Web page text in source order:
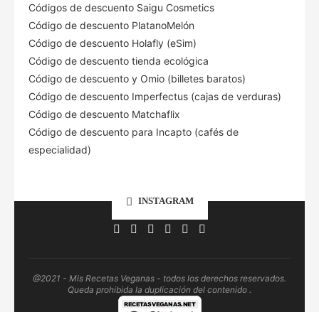
Códigos de descuento Saigu Cosmetics
Código de descuento PlatanoMelón
Código de descuento Holafly (eSim)
Código de descuento tienda ecológica
Código de descuento y Omio (billetes baratos)
Código de descuento Imperfectus (cajas de verduras)
Código de descuento Matchaflix
Código de descuento para Incapto (cafés de
especialidad)
INSTAGRAM
@2021 - Mis Recetas Veganas - todos los derechos reservados.
Queda prohibida la duplicación del contenido .